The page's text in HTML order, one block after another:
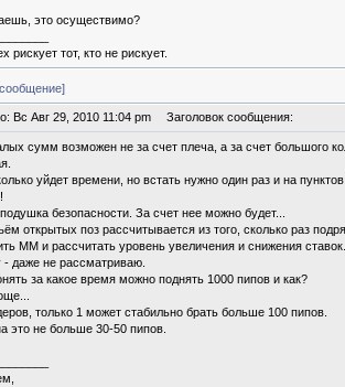
это осуществимо?
рискует тот, кто не рискует.
Вс Авг 29, 2010 11:04 pm Заголовок сообщения:
сумм возможен не за счет плеча, а за счет большого
уйдет времени, но встать нужно один раз и на
безопасности. За счет нее можно будет...
открытых поз рассчитывается из того, сколько раз
ММ и рассчитать уровень увеличения и снижения ставок.
- даже не рассматриваю.
за какое время можно поднять 1000 пипов и как?
только 1 может стабильно брать больше 100 пипов.
это не больше 30-50 пипов.